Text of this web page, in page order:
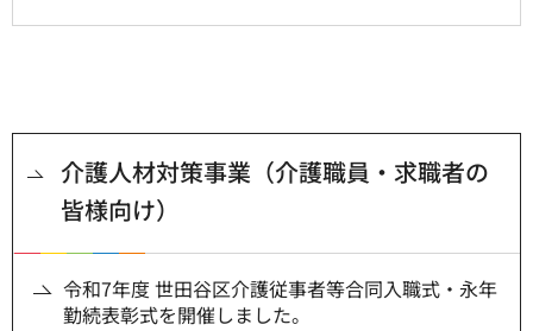
介護人材対策事業（介護職員・求職者の
皆様向け）
令和7年度 世田谷区介護従事者等合同入職式・永年
勤続表彰式を開催しました。